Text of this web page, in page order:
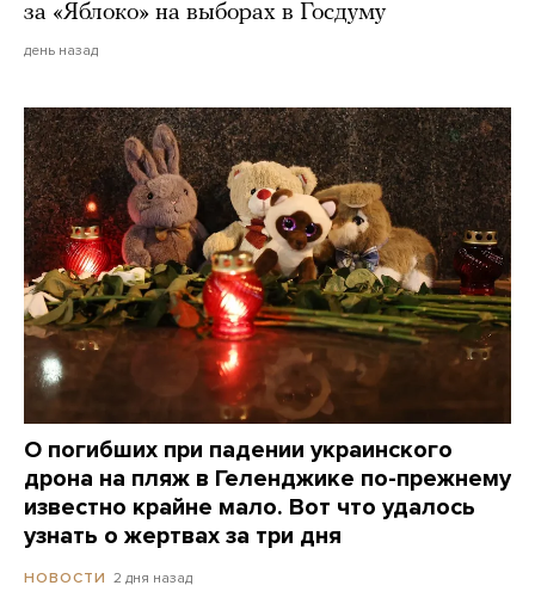
за «Яблоко» на выборах в Госдуму
день назад
О погибших при падении украинского
дрона на пляж в Геленджике по-прежнему
известно крайне мало. Вот что удалось
узнать о жертвах за три дня
НОВОСТИ 2 дня назад